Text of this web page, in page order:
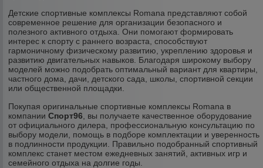
Детские спортивные комплексы Romana представляют собой
современное решение для организации безопасного и
полезного активного отдыха. Они помогают формировать
интерес к спорту с раннего возраста, способствуют
гармоничному физическому развитию, укреплению здоровья и
развитию двигательных навыков. Благодаря широкому выбору
моделей можно подобрать оптимальный вариант для квартиры,
частного дома, дачи, детского сада, школы, спортивной секции
или общественной площадки.
Покупая оригинальные спортивные комплексы Romana в
компанииСпорт96 , вы получаете качественное оборудование
от официального дилера, профессиональную консультацию по
выбору модели, помощь в подборе комплектации и уверенность
в подлинности продукции. Правильно подобранный спортивный
комплекс станет местом ежедневных занятий, активных игр и
семейного отдыха на долгие годы.